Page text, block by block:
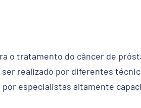
o tratamento do câncer de
realizado por diferentes
especialistas altamente